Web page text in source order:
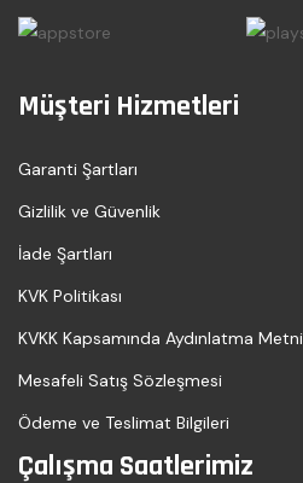
Müşteri Hizmetleri
Garanti Şartları
Gizlilik ve Güvenlik
İade Şartları
KVK Politikası
KVKK Kapsamında Aydınlatma Metni
Mesafeli Satış Sözleşmesi
Ödeme ve Teslimat Bilgileri
Çalışma Saatlerimiz